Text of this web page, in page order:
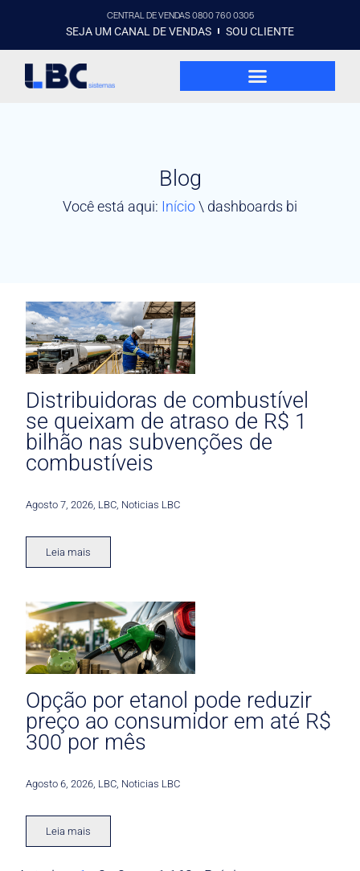
CENTRAL DE VENDAS 0800 760 0305
SEJA UM CANAL DE VENDAS SOU CLIENTE
Blog
Você está aqui: Início\ dashboards bi
Distribuidoras de combustível
se queixam de atraso de R$ 1
bilhão nas subvenções de
combustíveis
Agosto 7, 2026 LBC Noticias LBC
Leia mais
Opção por etanol pode reduzir
preço ao consumidor em até R$
300 por mês
Agosto 6, 2026 LBC Noticias LBC
Leia mais